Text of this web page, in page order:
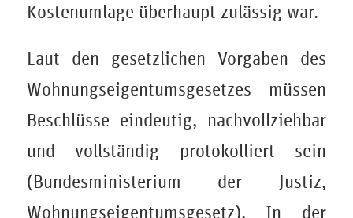
Kostenumlage überhaupt zulässig war.
Laut den gesetzlichen Vorgaben des
Wohnungseigentumsgesetzes müssen
Beschlüsse eindeutig, nachvollziehbar
und vollständig protokolliert sein
(Bundesministerium der Justiz,
Wohnungseigentumsgesetz). In der